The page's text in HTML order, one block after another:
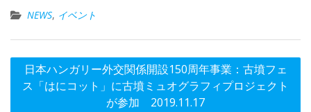
NEWS, イベント
投
日本ハンガリー外交関係開設150周年事業：古墳フェ
ス「はにコット」に古墳ミュオグラフィプロジェクト
が参加 2019.11.17